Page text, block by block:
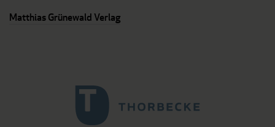
Matthias Grünewald Verlag